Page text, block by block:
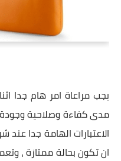
يجب مراعاة امر هام جدا
مدى كفاءة وصلاحية وجودة
الاعتبارات الهامة جدا عند